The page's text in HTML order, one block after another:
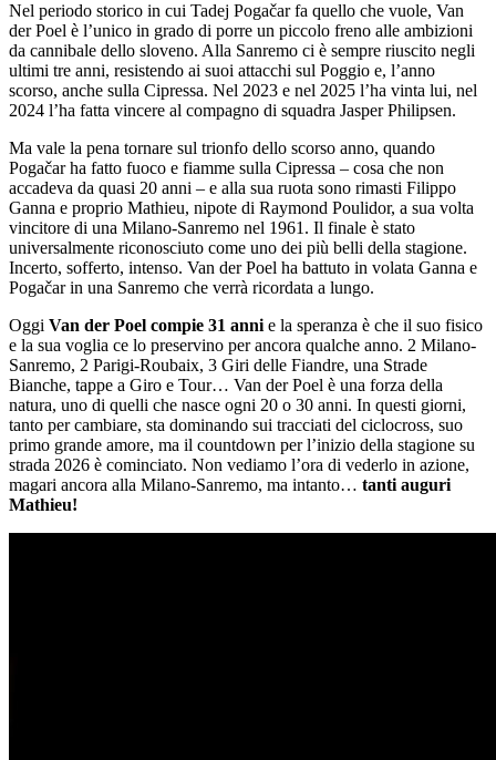
Nel periodo storico in cui Tadej Pogačar fa quello che vuole, Van
der Poel è l’unico in grado di porre un piccolo freno alle ambizioni
da cannibale dello sloveno. Alla Sanremo ci è sempre riuscito negli
ultimi tre anni, resistendo ai suoi attacchi sul Poggio e, l’anno
scorso, anche sulla Cipressa. Nel 2023 e nel 2025 l’ha vinta lui, nel
2024 l’ha fatta vincere al compagno di squadra Jasper Philipsen.
Ma vale la pena tornare sul trionfo dello scorso anno, quando
Pogačar ha fatto fuoco e fiamme sulla Cipressa – cosa che non
accadeva da quasi 20 anni – e alla sua ruota sono rimasti Filippo
Ganna e proprio Mathieu, nipote di Raymond Poulidor, a sua volta
vincitore di una Milano-Sanremo nel 1961. Il finale è stato
universalmente riconosciuto come uno dei più belli della stagione.
Incerto, sofferto, intenso. Van der Poel ha battuto in volata Ganna e
Pogačar in una Sanremo che verrà ricordata a lungo.
Oggi Van der Poel compie 31 anni e la speranza è che il suo fisico
e la sua voglia ce lo preservino per ancora qualche anno. 2 Milano-
Sanremo, 2 Parigi-Roubaix, 3 Giri delle Fiandre, una Strade
Bianche, tappe a Giro e Tour… Van der Poel è una forza della
natura, uno di quelli che nasce ogni 20 o 30 anni. In questi giorni,
tanto per cambiare, sta dominando sui tracciati del ciclocross, suo
primo grande amore, ma il countdown per l’inizio della stagione su
strada 2026 è cominciato. Non vediamo l’ora di vederlo in azione,
magari ancora alla Milano-Sanremo, ma intanto… tanti auguri
Mathieu!